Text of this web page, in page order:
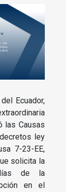
Ecuador,
las Causas
ley
7-23-EE,
solicita la
de la
en el